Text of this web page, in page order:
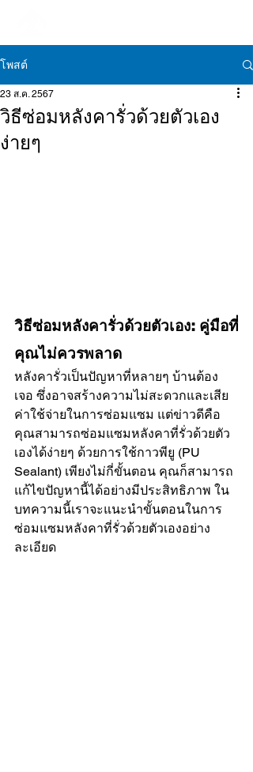
โพสต์
วิธีซ่อมหลังคารั่วด้วยตัวเอง
ง่ายๆ
23 ส.ค. 2567
วิธีซ่อมหลังคารั่วด้วยตัวเอง: คู่มือที่
คุณไม่ควรพลาด
หลังคารั่วเป็นปัญหาที่หลายๆ บ้านต้อง
เจอ ซึ่งอาจสร้างความไม่สะดวกและเสีย
ค่าใช้จ่ายในการซ่อมแซม แต่ข่าวดีคือ
คุณสามารถซ่อมแซมหลังคาที่รั่วด้วยตัว
เองได้ง่ายๆ ด้วยการใช้กาวพียู (PU
Sealant) เพียงไม่กี่ขั้นตอน คุณก็สามารถ
แก้ไขปัญหานี้ได้อย่างมีประสิทธิภาพ ใน
บทความนี้เราจะแนะนำขั้นตอนในการ
ซ่อมแซมหลังคาที่รั่วด้วยตัวเองอย่าง
ละเอียด